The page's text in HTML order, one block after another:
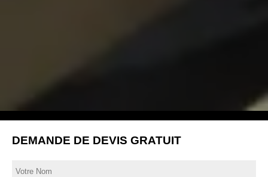
DEMANDE DE DEVIS GRATUIT